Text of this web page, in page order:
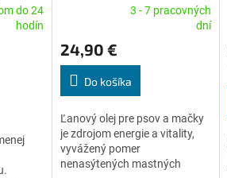
do 24
hodín
produktu
je
5,0
z
hviezdičiek.
3 - 7 pracovných
dní
24,90 €
Do košíka
Ľanový olej pre psov a mačky
je zdrojom energie a vitality,
vyvážený pomer
nenasýtených mastných